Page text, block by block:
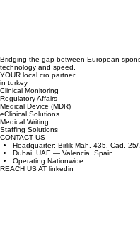
Bridging the gap between European
technology and speed.
YOUR local cro partner
in turkey
Clinical Monitoring
Regulatory Affairs
Medical Device (MDR)
eClinical Solutions
Medical Writing
Headquarter: Birlik Mah. 435. Cad.